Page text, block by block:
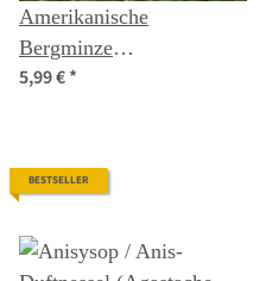
Amerikanische
Bergminze
(Pycnanthemum pilosum)
5,99 €*
BESTSELLER